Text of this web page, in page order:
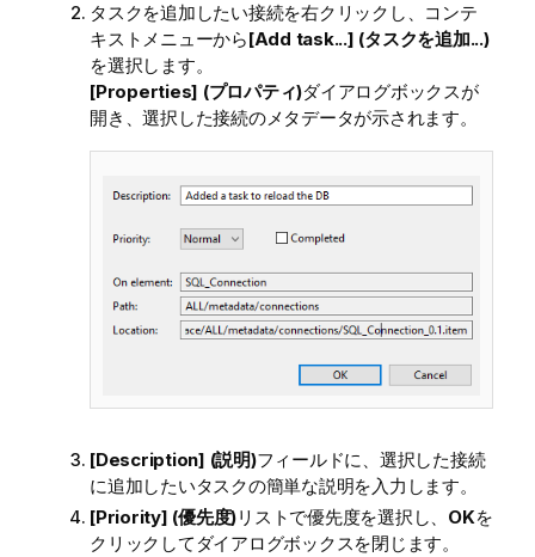
タスクを追加したい接続を右クリックし、コンテ
キストメニューから[Add task...] (タスクを追加...)
を選択します。
[Properties] (プロパティ)ダイアログボックスが
開き、選択した接続のメタデータが示されます。
[Description] (説明)フィールドに、選択した接続
に追加したいタスクの簡単な説明を入力します。
[Priority] (優先度)リストで優先度を選択し、 OKを
クリックしてダイアログボックスを閉じます。